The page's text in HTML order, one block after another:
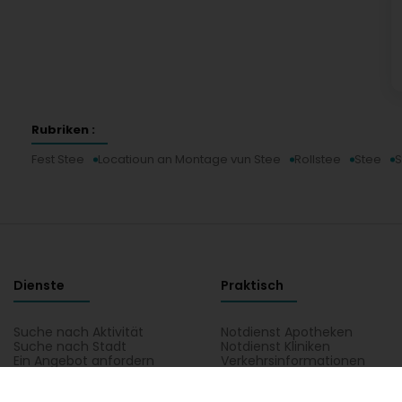
Rubriken :
Fest Stee
Locatioun an Montage vun Stee Rollstee Stee
Dienste
Suche nach Aktivität
Suche nach Stadt
Ein Angebot anfordern
Praktisch
Notdienst Apotheken
Notdienst Kliniken
Verkehrsinformationen